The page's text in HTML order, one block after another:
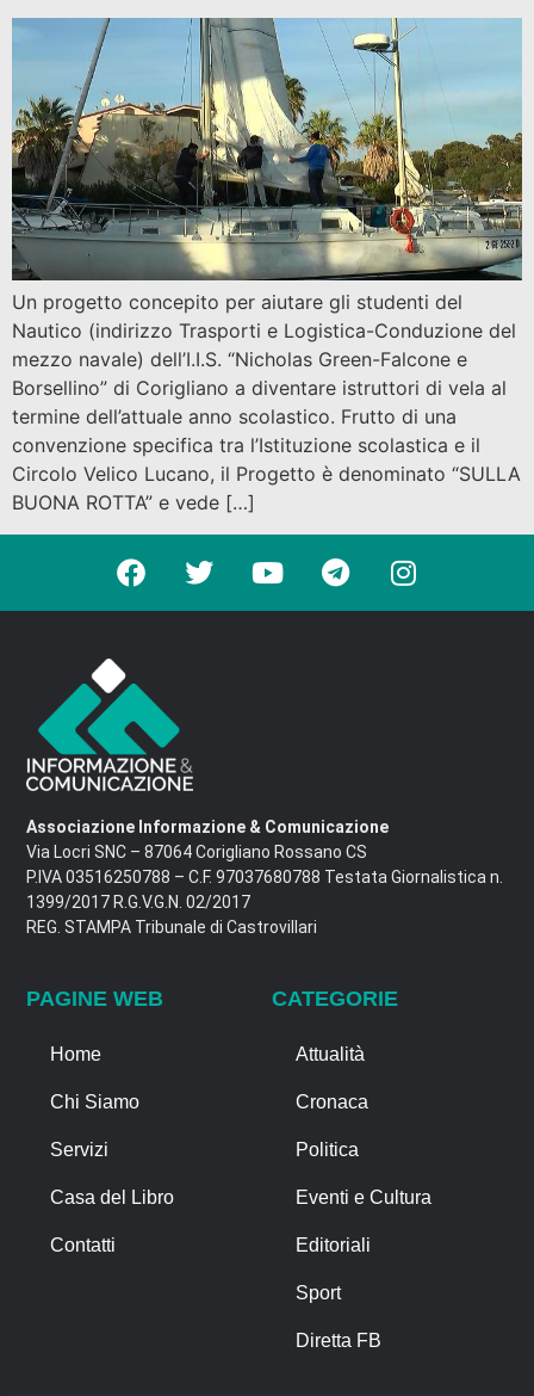
Un progetto concepito per aiutare gli studenti del
Nautico (indirizzo Trasporti e Logistica-Conduzione del
mezzo navale) dell’I.I.S. “Nicholas Green-Falcone e
Borsellino” di Corigliano a diventare istruttori di vela al
termine dell’attuale anno scolastico. Frutto di una
convenzione specifica tra l’Istituzione scolastica e il
Circolo Velico Lucano, il Progetto è denominato “SULLA
BUONA ROTTA” e vede […]
Associazione Informazione & Comunicazione
Via Locri SNC – 87064 Corigliano Rossano CS
P.IVA 03516250788 – C.F. 97037680788 Testata Giornalistica n.
1399/2017 R.G.V.G.N. 02/2017
REG. STAMPA Tribunale di Castrovillari
PAGINE WEB
Home
Chi Siamo
Servizi
Casa del Libro
Contatti
CATEGORIE
Attualità
Cronaca
Politica
Eventi e Cultura
Editoriali
Sport
Diretta FB